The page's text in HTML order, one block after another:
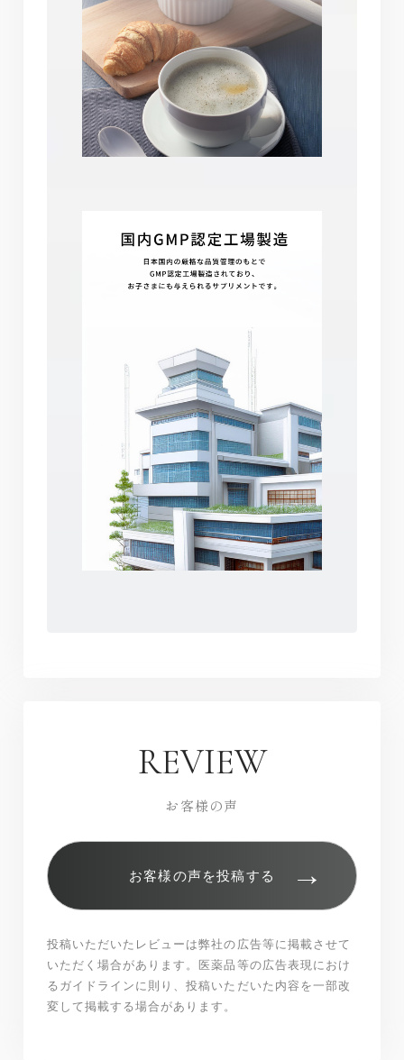
REVIEW
お客様の声
お客様の声を投稿する →
投稿いただいたレビューは弊社の広告等に掲載させて
いただく場合があります。医薬品等の広告表現におけ
るガイドラインに則り、投稿いただいた内容を一部改
変して掲載する場合があります。